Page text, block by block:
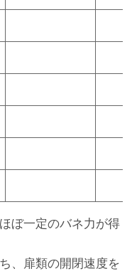
ぼ一定のバネ力が得
、扉類の開閉速度を